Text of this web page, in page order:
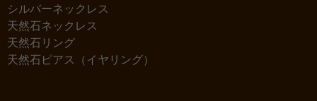
シルバーネックレス
天然石ネックレス
天然石リング
天然石ピアス（イヤリング）